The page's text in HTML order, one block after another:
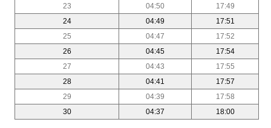
23
04:50
17:49
24
04:49
17:51
25
04:47
17:52
26
04:45
17:54
27
04:43
17:55
28
04:41
17:57
29
04:39
17:58
30
04:37 18:00